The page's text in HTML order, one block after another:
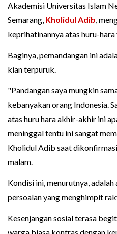
Akademisi Universitas Islam
Semarang, Kholidul Adib,
keprihatinannya atas huru-
Baginya, pemandangan ini
kian terpuruk.
"Pandangan saya mungkin
kebanyakan orang Indonesia.
atas huru hara akhir-akhir ini
meninggal tentu ini sangat
Kholidul Adib saat
malam.
Kondisi ini, menurutnya,
persoalan yang menghimpit
Kesenjangan sosial terasa